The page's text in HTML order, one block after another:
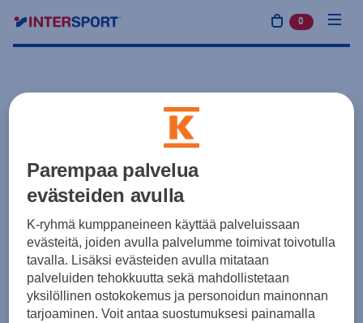
0 tuotetta
Parempaa palvelua
evästeiden avulla
K-ryhmä kumppaneineen käyttää palveluissaan
evästeitä, joiden avulla palvelumme toimivat toivotulla
tavalla. Lisäksi evästeiden avulla mitataan
palveluiden tehokkuutta sekä mahdollistetaan
yksilöllinen ostokokemus ja personoidun mainonnan
tarjoaminen. Voit antaa suostumuksesi painamalla